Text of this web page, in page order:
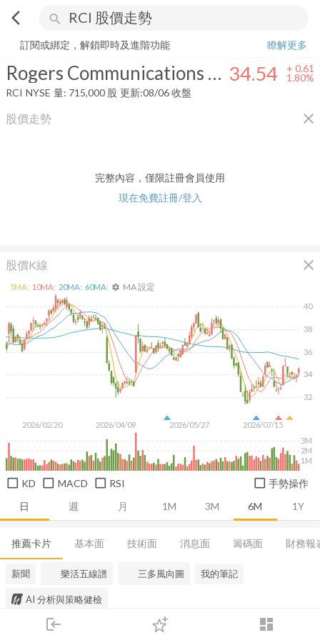
arrow_back_ios search
login dashboard
下單
Rogers Communications Inc. 34.54
訂閱或綁定，解鎖即時及進階功能
瞭解更多
Rogers Communications Inc. 34.54 + 0.61
1.80%
RCI NYSE 量: 715,000 股 更新:08/06 收盤
股價走勢 close
完整內容，僅限註冊會員使用
現在免費註冊/登入
股價K線 close
日 週 月 1M 3M 6M 1Y
2026/02/20 2026/04/09 2026/05/27 2026/07/15
32
34
36
38
40
1M
2M
3M
5MA: 10MA: 20MA: 60MA: settings MA 設定
KD MACD RSI 手勢操作
推薦卡片 基本面 技術面 消息面 籌碼面 財務報
新聞 樂活五線譜 三多風向圖 我的筆記
AI 分析與策略健檢